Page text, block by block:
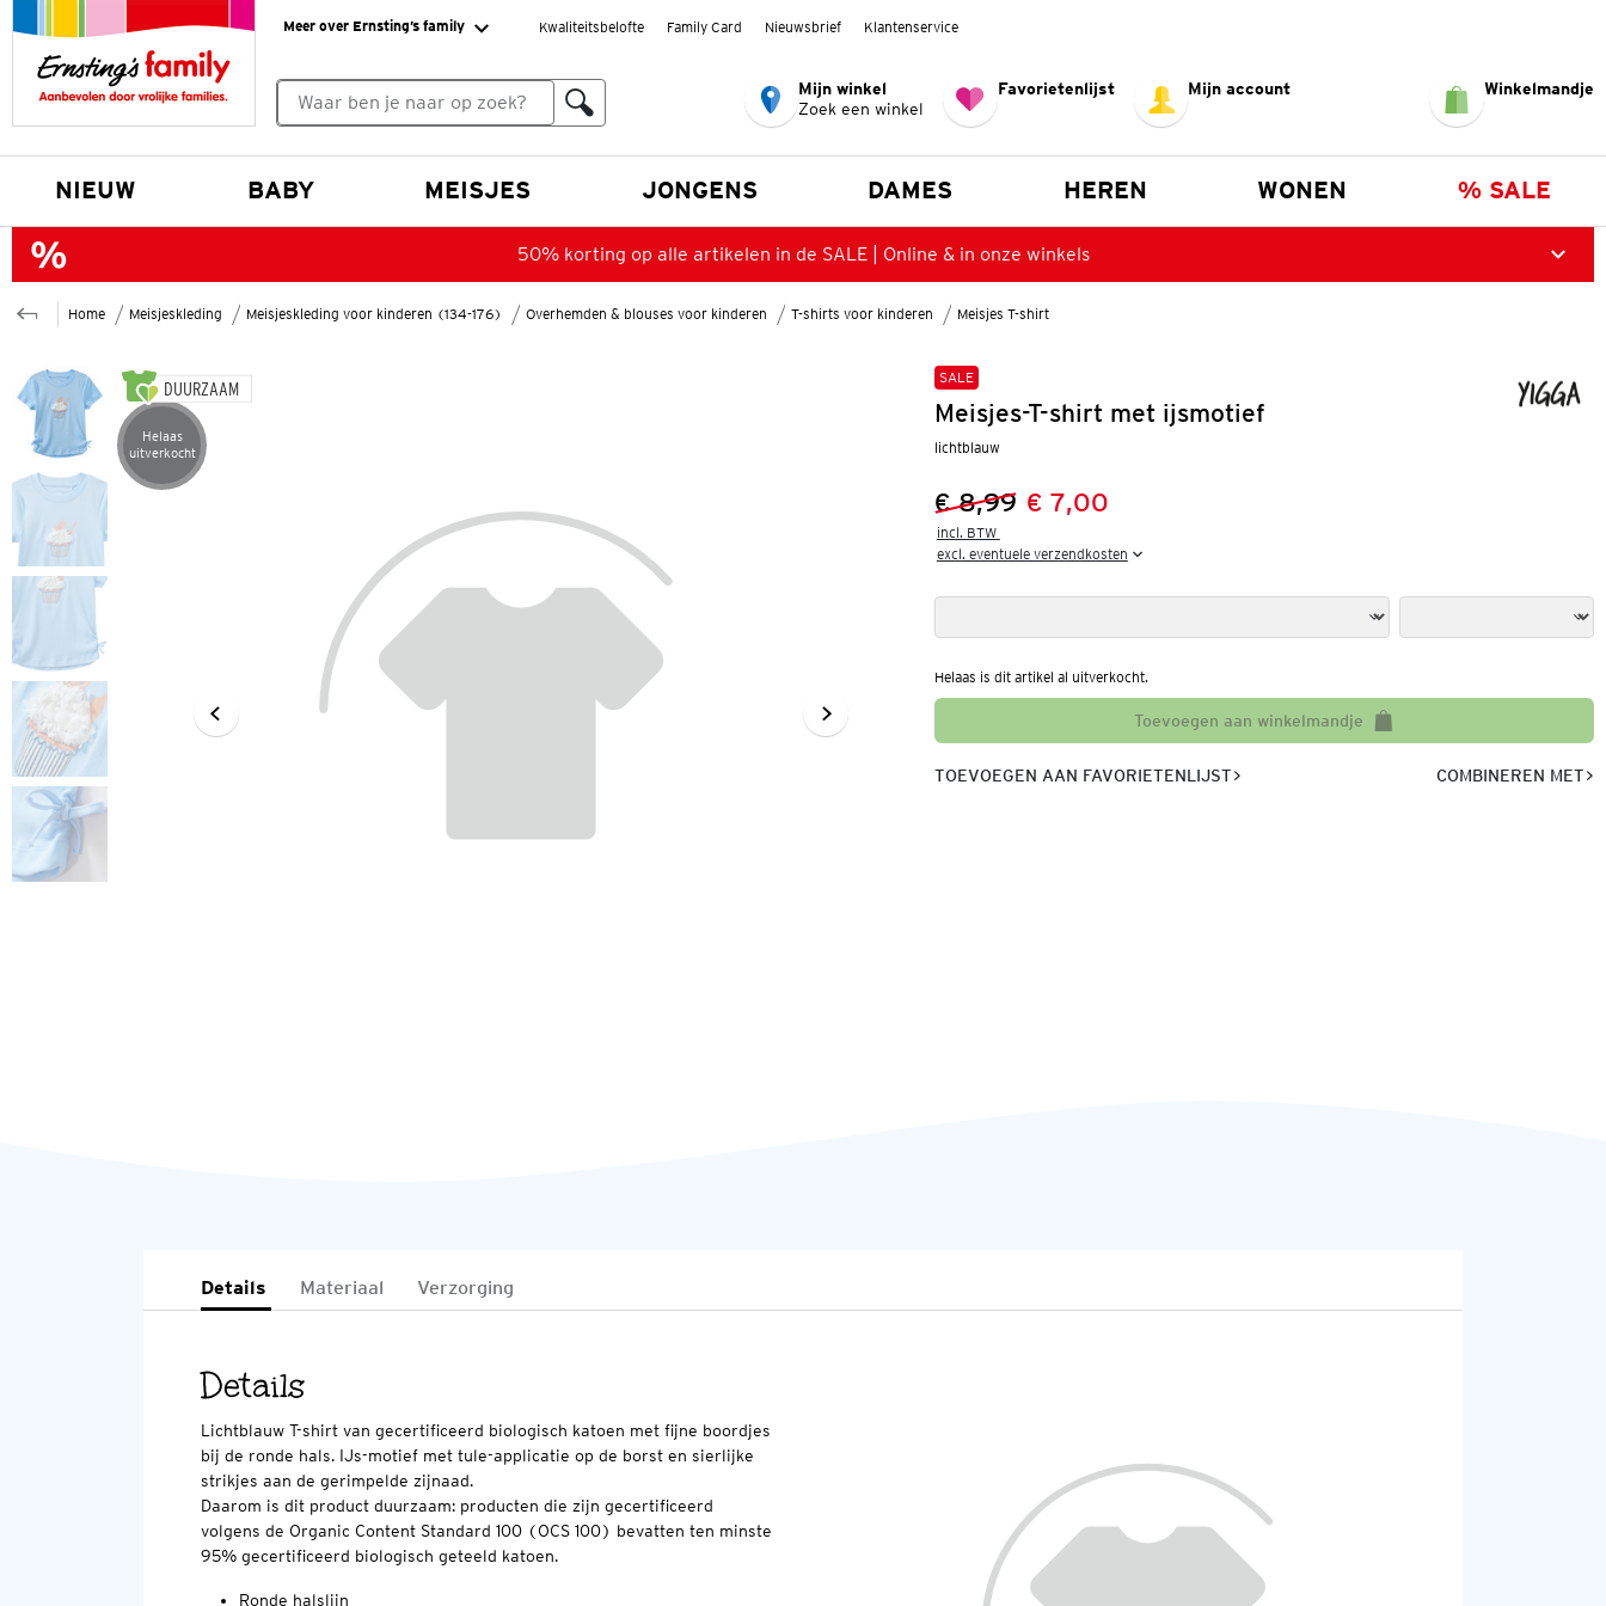
Meer over Ernsting’s family Kwaliteitsbelofte Family Card Nieuwsbrief Klantenservice
Mijn winkel
Zoek een winkel
Favorietenlijst Mijn account Winkelmandje
NIEUW BABY MEISJES JONGENS DAMES HEREN WONEN % SALE
50% korting op alle artikelen in de SALE | Online & in onze winkels
Home Meisjeskleding Meisjeskleding voor kinderen (134-176) Overhemden & blouses voor kinderen T-shirts voor kinderen Meisjes T-shirt
DUURZAAM
Artikel helaas uitverkocht
Helaas
uitverkocht
SALE
Meisjes-T-shirt met ijsmotief
lichtblauw
Vorige prijs:
€ 8,99
Nieuwe prijs:
€ 7,00
incl. BTW
excl. eventuele verzendkosten
Helaas is dit artikel al uitverkocht.
Toevoegen aan winkelmandje
TOEVOEGEN AAN FAVORIETENLIJST COMBINEREN MET
Details Materiaal Verzorging
Details
Lichtblauw T-shirt van gecertificeerd biologisch katoen met fijne boordjes
bij de ronde hals. IJs-motief met tule-applicatie op de borst en sierlijke
strikjes aan de gerimpelde zijnaad.
Daarom is dit product duurzaam: producten die zijn gecertificeerd
volgens de Organic Content Standard 100 (OCS 100) bevatten ten minste
95% gecertificeerd biologisch geteeld katoen.
Ronde halslijn